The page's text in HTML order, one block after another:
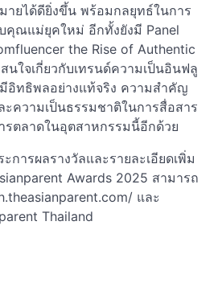
ายได้ดียิ่งขึ้น พร้อมกลยุทธ์ในการ
คุณแม่ยุคใหม่ อีกทั้งยังมี Panel
the Rise of Authentic
นใจเกี่ยวกับเทรนด์ความเป็นอินฟลู
มีอิทธิพลอย่างแท้จริง ความสำคัญ
ความเป็นธรรมชาติในการสื่อสาร
รตลาดในอุตสาหกรรมนี้อีกด้วย
การผลรางวัลและรายละเอียดเพิ่ม
Awards 2025 สามารถ
และ
Thailand